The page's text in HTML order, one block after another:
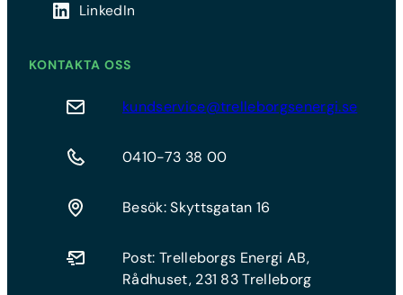
LinkedIn
KONTAKTA OSS
kundservice@trelleborgsenergi.se
0410-73 38 00
Besök: Skyttsgatan 16
Post: Trelleborgs Energi AB,
Rådhuset, 231 83 Trelleborg